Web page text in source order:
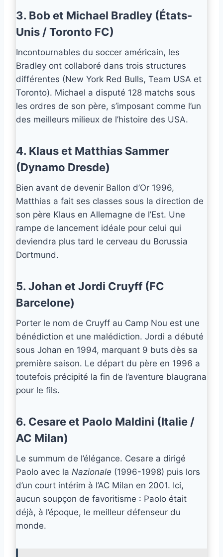
3. Bob et Michael Bradley (États-
Unis / Toronto FC)
Incontournables du soccer américain, les
Bradley ont collaboré dans trois structures
différentes (New York Red Bulls, Team USA et
Toronto). Michael a disputé 128 matchs sous
les ordres de son père, s’imposant comme l’un
des meilleurs milieux de l’histoire des USA.
4. Klaus et Matthias Sammer
(Dynamo Dresde)
Bien avant de devenir Ballon d’Or 1996,
Matthias a fait ses classes sous la direction de
son père Klaus en Allemagne de l’Est. Une
rampe de lancement idéale pour celui qui
deviendra plus tard le cerveau du Borussia
Dortmund.
5. Johan et Jordi Cruyff (FC
Barcelone)
Porter le nom de Cruyff au Camp Nou est une
bénédiction et une malédiction. Jordi a débuté
sous Johan en 1994, marquant 9 buts dès sa
première saison. Le départ du père en 1996 a
toutefois précipité la fin de l’aventure blaugrana
pour le fils.
6. Cesare et Paolo Maldini (Italie /
AC Milan)
Le summum de l’élégance. Cesare a dirigé
Paolo avec la Nazionale (1996-1998) puis lors
d’un court intérim à l’AC Milan en 2001. Ici,
aucun soupçon de favoritisme : Paolo était
déjà, à l’époque, le meilleur défenseur du
monde.